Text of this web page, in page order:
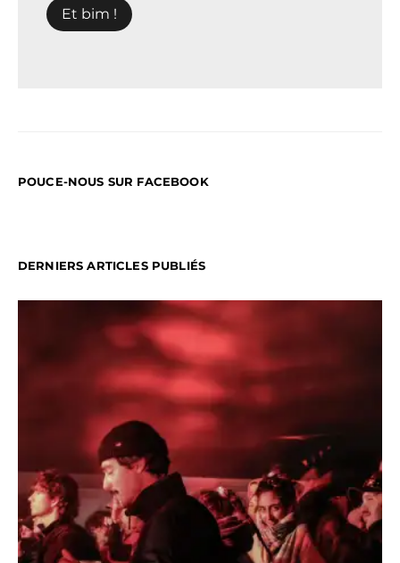
POUCE-NOUS SUR FACEBOOK
DERNIERS ARTICLES PUBLIÉS